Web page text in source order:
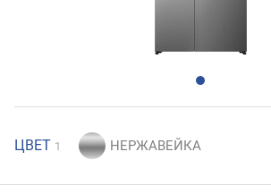
ЦВЕТ 1